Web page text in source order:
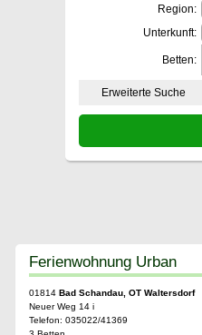
Region:
Unterkunft:
Betten:
Erweiterte Suche
Ferienwohnung Urban
01814 Bad Schandau, OT Waltersdorf
Neuer Weg 14 i
Telefon: 035022/41369